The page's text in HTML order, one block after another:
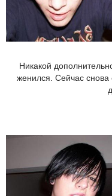
Никакой
женился. Сейчас снова